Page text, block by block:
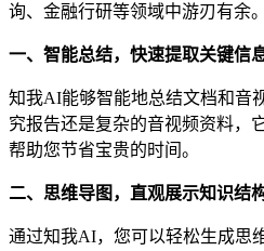
询、金融行研等领域中游刃有余。
一、智能总结，快速提取关键信
知我AI能够智能地总结文档和音
究报告还是复杂的音视频资料，
帮助您节省宝贵的时间。
二、思维导图，直观展示知识结
通过知我AI，您可以轻松生成思